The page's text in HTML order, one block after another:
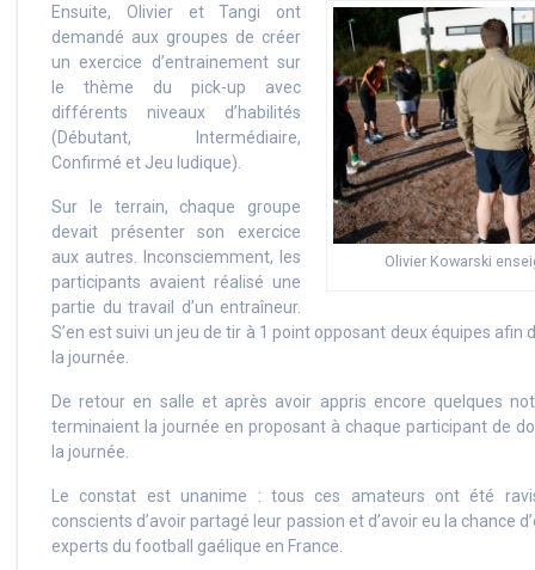
Olivier Kowarski
Ensuite, Olivier et Tangi ont
demandé aux groupes de créer
un exercice d’entrainement sur
le thème du pick-up avec
différents niveaux d’habilités
(Débutant, Intermédiaire,
Confirmé et Jeu ludique).
Sur le terrain, chaque groupe
devait présenter son exercice
aux autres. Inconsciemment, les
participants avaient réalisé une
partie du travail d’un entraîneur.
S’en est suivi un jeu de tir à 1 point opposant deux équipes afin
la journée.
De retour en salle et après avoir appris encore quelques
terminaient la journée en proposant à chaque participant de
la journée.
Le constat est unanime : tous ces amateurs ont été
conscients d’avoir partagé leur passion et d’avoir eu la chance
experts du football gaélique en France.